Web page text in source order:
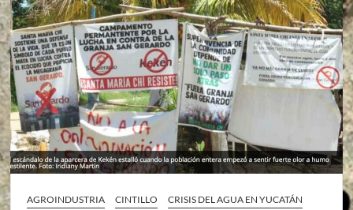
AGROINDUSTRIA CINTILLO
CRISIS DEL AGUA EN YUCATÁN